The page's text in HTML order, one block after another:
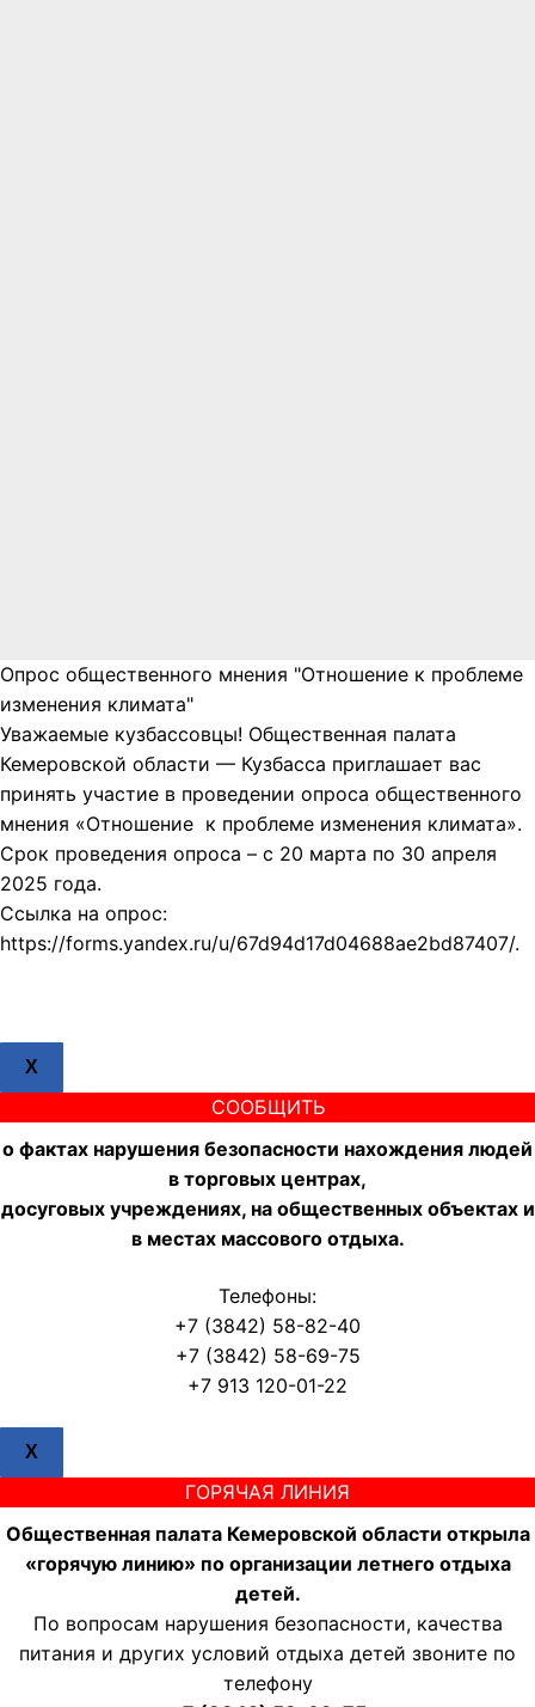
Опрос общественного мнения "Отношение к проблеме
изменения климата"
Уважаемые кузбассовцы! Общественная палата
Кемеровской области — Кузбасса приглашает вас
принять участие в проведении опроса общественного
мнения «Отношение к проблеме изменения климата».
Срок проведения опроса – с 20 марта по 30 апреля
2025 года.
Ссылка на опрос:
https://forms.yandex.ru/u/67d94d17d04688ae2bd87407/.
X
СООБЩИТЬ
о фактах нарушения безопасности нахождения людей
в торговых центрах,
досуговых учреждениях, на общественных объектах и
в местах массового отдыха.
Телефоны:
+7 (3842) 58-82-40
+7 (3842) 58-69-75
+7 913 120-01-22
X
ГОРЯЧАЯ ЛИНИЯ
Общественная палата Кемеровской области открыла
«горячую линию» по организации летнего отдыха
детей.
По вопросам нарушения безопасности, качества
питания и других условий отдыха детей звоните по
телефону